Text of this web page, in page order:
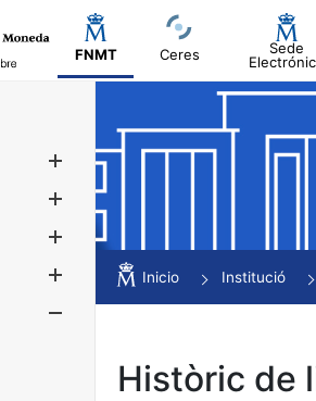
FNMT Ceres
Sede
Mostra/Amaga
Mostra/Amaga
Inicio Institució
Històric de